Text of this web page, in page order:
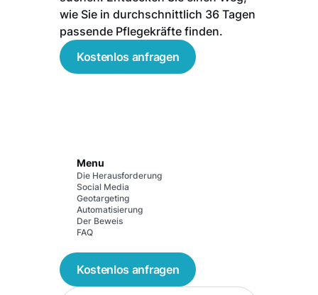
wie Sie in durchschnittlich 36 Tagen
passende Pflegekräfte finden.
Kostenlos anfragen
Menu
Die Herausforderung
Social Media
Geotargeting
Automatisierung
Der Beweis
FAQ
Kostenlos anfragen